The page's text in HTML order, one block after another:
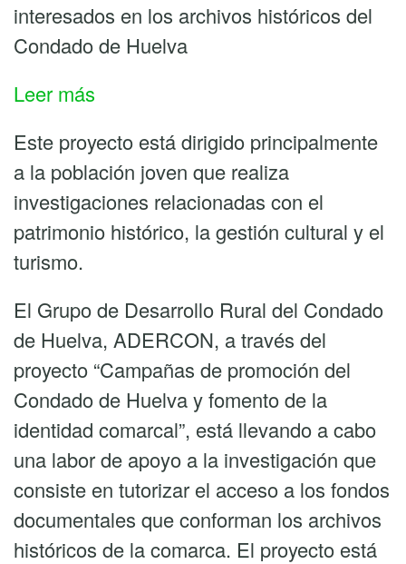
interesados en los archivos históricos del
Condado de Huelva
Leer más
GDR
Condado
de
Huelva
a
investigadores
interesados
en
los
archivos
de
la
comarca
Este proyecto está dirigido principalmente
a la población joven que realiza
investigaciones relacionadas con el
patrimonio histórico, la gestión cultural y el
turismo.
El Grupo de Desarrollo Rural del Condado
de Huelva, ADERCON, a través del
proyecto “Campañas de promoción del
Condado de Huelva y fomento de la
identidad comarcal”, está llevando a cabo
una labor de apoyo a la investigación que
consiste en tutorizar el acceso a los fondos
documentales que conforman los archivos
históricos de la comarca. El proyecto está